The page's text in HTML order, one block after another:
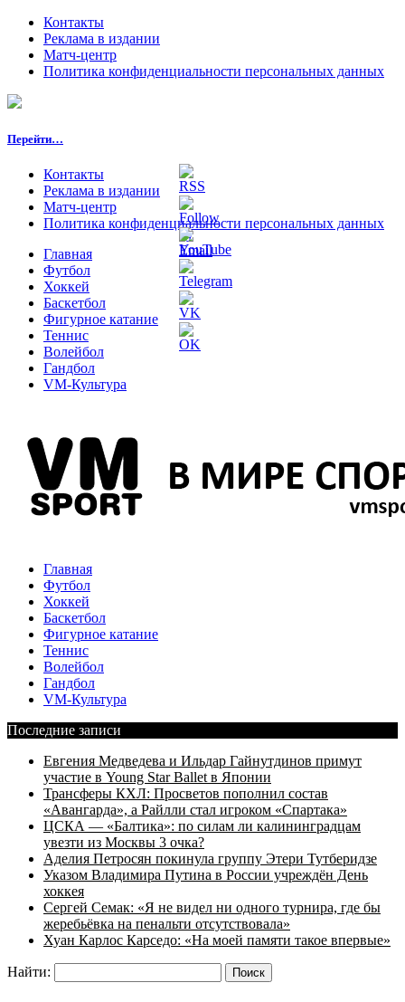
Контакты
Реклама в издании
Матч-центр
Политика конфиденциальности персональных данных
Перейти…
Контакты
Реклама в издании
Матч-центр
Политика конфиденциальности персональных данных
Главная
Футбол
Хоккей
Баскетбол
Фигурное катание
Теннис
Волейбол
Гандбол
VM-Культура
Главная
Футбол
Хоккей
Баскетбол
Фигурное катание
Теннис
Волейбол
Гандбол
VM-Культура
Последние записи
Евгения Медведева и Ильдар Гайнутдинов примут
участие в Young Star Ballet в Японии
Трансферы КХЛ: Просветов пополнил состав
«Авангарда», а Райлли стал игроком «Спартака»
ЦСКА — «Балтика»: по силам ли калининградцам
увезти из Москвы 3 очка?
Аделия Петросян покинула группу Этери Тутберидзе
Указом Владимира Путина в России учреждён День
хоккея
Сергей Семак: «Я не видел ни одного турнира, где бы
жеребьёвка на пенальти отсутствовала»
Хуан Карлос Карседо: «На моей памяти такое впервые»
Найти: